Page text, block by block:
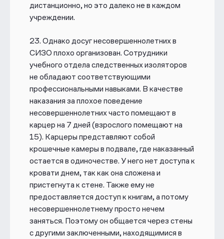
дистанционно, но это далеко не в каждом
учреждении.
23. Однако досуг несовершеннолетних в
СИЗО плохо организован. Сотрудники
учебного отдела следственных изоляторов
не обладают соответствующими
профессиональными навыками. В качестве
наказания за плохое поведение
несовершеннолетних часто помещают в
карцер на 7 дней (взрослого помещают на
15). Карцеры представляют собой
крошечные камеры в подвале, где наказанный
остается в одиночестве. У него нет доступа к
кровати днем, так как она сложена и
пристегнута к стене. Также ему не
предоставляется доступ к книгам, а потому
несовершеннолетнему просто нечем
заняться. Поэтому он общается через стены
с другими заключенными, находящимися в